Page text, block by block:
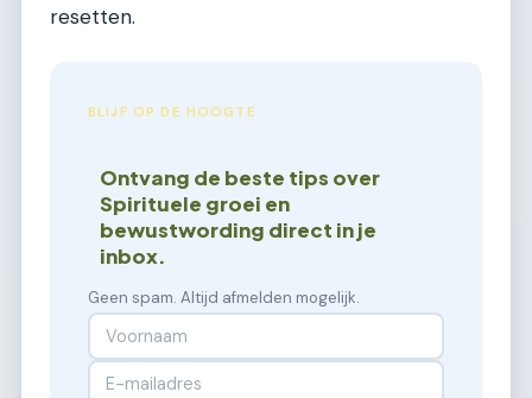
resetten.
BLIJF OP DE HOOGTE
Ontvang de beste tips over
Spirituele groei en
bewustwording direct in je
inbox.
Geen spam. Altijd afmelden mogelijk.